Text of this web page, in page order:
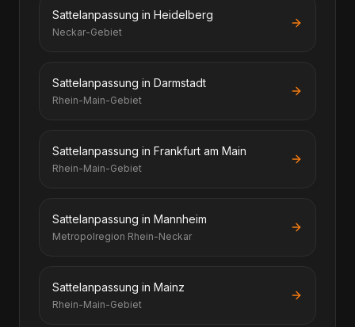
Sattelanpassung in Heidelberg
Neckar-Gebiet
Sattelanpassung in Darmstadt
Rhein-Main-Gebiet
Sattelanpassung in Frankfurt am Main
Rhein-Main-Gebiet
Sattelanpassung in Mannheim
Metropolregion Rhein-Neckar
Sattelanpassung in Mainz
Rhein-Main-Gebiet